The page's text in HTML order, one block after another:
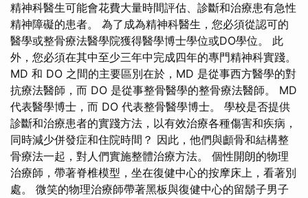
精神科醫生可能會花費大量時間評估、診斷和治療患有急性
精神障礙的患者。 為了成為精神科醫生，您必須從認可的
醫學或整骨療法醫學院獲得醫學博士學位或DO學位。 此
外，您必須在其中至少三年中完成四年的專門精神科實踐。
MD 和 DO 之間的主要區別在於，MD 是從事西方醫學的對
抗療法醫師，而 DO 是從事整骨醫學的整骨療法醫師。 MD
代表醫學博士，而 DO 代表整骨醫學博士。 學校是否提供
診斷和治療患者的實踐方法，以有效治療各種傷害和疾病，
同時減少併發症和住院時間？ 因此，他們與顱骨和結構整
骨療法一起，對人們實施整體治療方法。 個性開朗的物理
治療師，帶著脊椎模型，坐在復健中心的按摩床上，看著別
處。 微笑的物理治療師帶著黑板與復健中心的留鬍子男子